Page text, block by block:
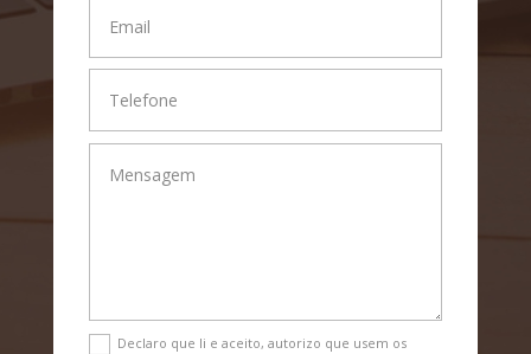
Declaro que li e aceito, autorizo que usem os